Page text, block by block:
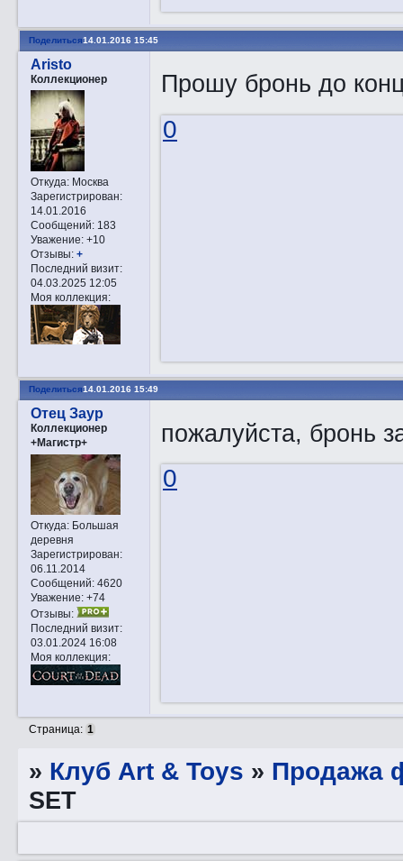
Поделиться14.01.2016 15:45
Aristo
Коллекционер
Откуда:Москва
Зарегистрирован:
14.01.2016
Сообщений:183
Уважение: +10
Отзывы: +
Последний визит:
04.03.2025 12:05
Моя коллекция:
Прошу бронь до
0
Поделиться14.01.2016 15:49
Отец Заур
Коллекционер
+Магистр+
Откуда:Большая
деревня
Зарегистрирован:
06.11.2014
Сообщений:4620
Уважение: +74
Отзывы:
Последний визит:
03.01.2024 16:08
Моя коллекция:
пожалуйста, бронь
0
Страница: 1
» Клуб Art & Toys » Продажа
SET